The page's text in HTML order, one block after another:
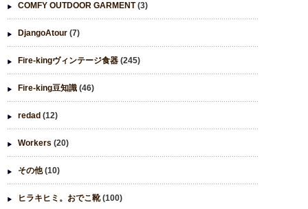
COMFY OUTDOOR GARMENT(3)
DjangoAtour (7)
Fire-kingヴィンテージ食器 (245)
Fire-king豆知識 (46)
redad (12)
Workers (20)
その他(10)
ヒラキヒミ。おでこ靴(100)